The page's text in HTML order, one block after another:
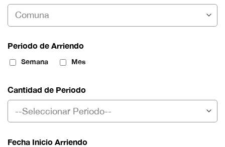
Periodo de Arriendo
Semana Mes
Cantidad de Periodo
Fecha Inicio Arriendo